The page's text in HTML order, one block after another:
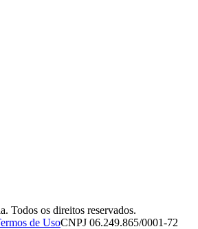
Todos os direitos reservados.
de UsoCNPJ 06.249.865/0001-72